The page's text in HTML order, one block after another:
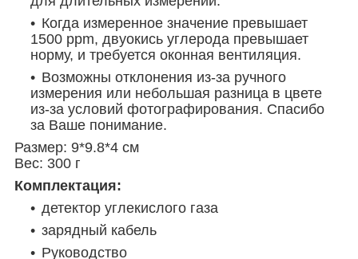
Когда измеренное значение превышает
1500 ppm, двуокись углерода превышает
норму, и требуется оконная вентиляция.
Возможны отклонения из-за ручного
измерения или небольшая разница в цвете
из-за условий фотографирования. Спасибо
за Ваше понимание.
Размер: 9*9.8*4 см
Вес: 300 г
Комплектация:
детектор углекислого газа
зарядный кабель
Руководство